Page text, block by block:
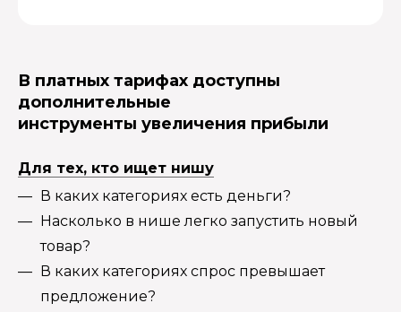
В платных тарифах доступны
дополнительные
инструменты увеличения прибыли
Для тех, кто ищет нишу
В каких категориях есть деньги?
Насколько в нише легко запустить новый
товар?
В каких категориях спрос превышает
предложение?